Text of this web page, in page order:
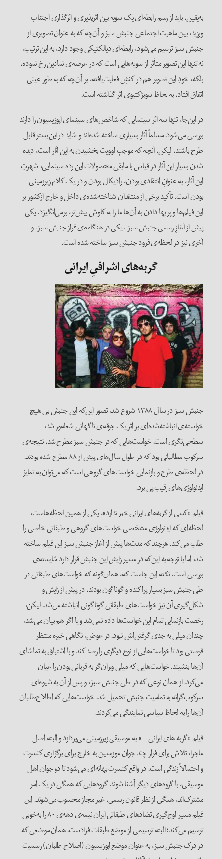
به‌یقین، باید از رسم رابطه‌ای یک سویه بین اثرپذیری و اثرگذاری اجتناب
ورزید، بین ماهیت اجتماعی جنبش سبز و آن‌چه که به عنوان تصویری از
جنبش سبز ترسیم می‌شود، رابطه‌ای دیالکتیکی وجود دارد، به این ترتیب،
نه تنها این تصویر متأثر از سویه‌هایی است که در عرصه‌ی نمادین رخ نموده،
بلکه، خودِ این تصویر هم در کنشِ فعلیت‌یافته، بر آن‌چه که به طور عینی
اتفاق افتاد، به لحاظ سوبژکتیوی اثر گذاشته است.
در این‌جا، تنها سه اثر سینمایی که شاخص‌های سینمای اپوزیسیون را دارند
بررسی می‌شود. مسلماً آثار بسیاری ساخته شده‌اند و شاید در این بستر قابل
طرح باشند، لیکن، آنچه که موجبِ اولویت بخشیدن به این آثار است، دیده
شدن بسیار این آثار در قیاس با مابقی محصولات این رده سینمایی، شهرتِ
این آثار، به عنوانِ انتقادی بودن، رادیکال بودن و در یک کلام زیرزمینی
بودن است. تأکید برخی از منتقدان شناخته‌شده‌ی داخل و خارج ازکشور بر
این فیلم‌ها و پر بها دادن به آن‌ها ما را به کاوش بیش‌تر، برمی‌انگیزد. یکی
پیش از آغازِ رسمی جنبش سبز ، یکی در هنگامه‌ی فراز جنبش سبز، و
آخری نیز در لحظه‌ی فرود جنبش سبز ساخته شده است.
گربه‌های اشرافیِ ایرانی
جنبش سبز در سال ۱۳۸۸ شروع شد، تصور این‌که این جنبش بی هیچ
خواسته‌ی انباشته‌شده‌ای بر اثر یک جرقه‌ی ناگهانی شعله‌ور شد،
سطحی‌نگری است. خواست‌هایی که در جنبش سبز مطرح شد، نتیجه‌ی
سرکوب مطالباتی بود که در طول سال‌های پیش از ۸۸ مطرح شده بودند.
در لحظه‌ی طرح و بازنمایی خواست‌های گروهی است که می‌توان به تمایز
ایدئولوژی‌های رقیب پی برد.
فیلم «کسی از گربه‌های ایرانی خبر ندارد»، یکی از همین لحظه‌هاست،
لحظه‌ای که ایدئولوژی مشخصی خواست‌های گروهی و طبقاتی خاصی را
طلب می‌کند. هرچند که مدت‌ها پیش از آغاز جنبش سبز این فیلم ساخته
شد، اما با توجه به این‌که در مسیر زایش این جنبش قرار دارد شایسته‌ی
بررسی است. نکته این جاست که، همان‌گونه که خواست‌های طبقاتی در
طی جنبش سبز بسیار پراکنده و گوناگون بودند، در پیش از زایش و
شکل‌گیری آن نیز خواست‌های طبقاتی گوناگونی انباشته می‌شد. لیکن،
رخصت بازنمایی تمام این خواست‌ها داده نمی‌شد و یا اگر هم بیان می‌شد،
چندان میلی به جدی گرفتن‌اش نبود. در عوض، نگاهی خیره‌ منتظر
فرصتی بود تا خواست‌هایی از نوع دیگری را رصد کند و با اشتیاق به تماشای
آن‌ها بنشیند. خواست‌هایی که میلی ویران‌گر به قربانی بودن را عیان
می‌کرد. از همان نوعی که در طی جنبش سبز، و پس از آن به شیوه‌ای
سرکوب‌گرانه به تمامیت جنبش تحمیل شد. خواست‌هایی که اطلاح‌طلبان
آن‌ها را به لحاظ سیاسی نمایندگی می‌کردند.
فیلم «گربه های ایرانی…» به موسیقی زیرزمینی می‌پردازد و البته اصل
ماجرا، تلاش برای فرار چند جوان موزیسین به خارج برای برگزاری کنسرت
و احتمالاً زندگی است. در واقع کنسرت بهانه‌ای می‌شود تا دو جوان اهل
موسیقی، با گروه‌های دیگر آشنا شوند. گروه‌هایی که همگی در یک امر
مشترک‌اند، همگی از نظر قانون رسمی، غیر مجاز محسوب می‌شوند. این
فیلم مسیر اوج‌گیری تضادهای طبقاتی ایران نیمه‌ی دهه‌ی ۸۰ را به‌خوبی
ترسیم می‌کند؛ البته ترسیمی از موضع طبقات فرادست. همان موضعی که
در درک جنبش سبز، به عنوان موضع اپوزیسیون (اصلاح طلبان) رسمیت